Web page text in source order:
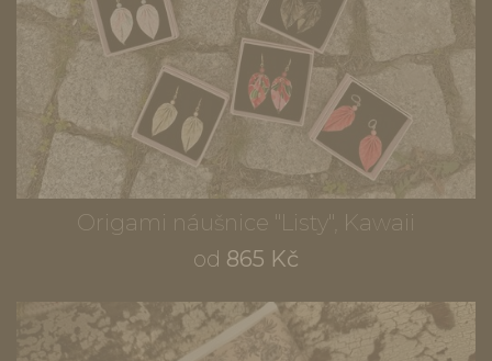
Origami náušnice "Listy", Kawaii
od 865 Kč